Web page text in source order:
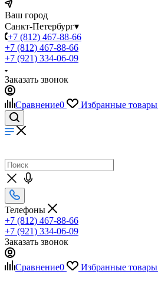
Ваш город
Санкт-Петербург▾
+7 (812) 467-88-66
+7 (812) 467-88-66
+7 (921) 334-06-09
Заказать звонок
Сравнение0 Избранные товары
Телефоны
+7 (812) 467-88-66
+7 (921) 334-06-09
Заказать звонок
Сравнение0 Избранные товары